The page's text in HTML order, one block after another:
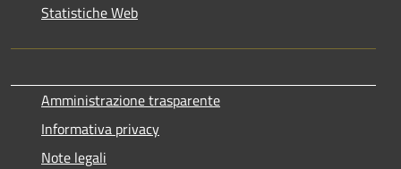
Statistiche Web
Amministrazione trasparente
Informativa privacy
Note legali